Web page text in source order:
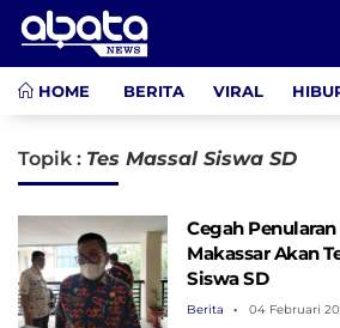
HOME BERITA VIRAL
Topik : Tes Massal Siswa SD
Cegah
Makassar Akan
Siswa SD
Berita 04 Februari